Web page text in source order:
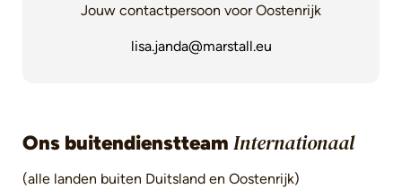
Jouw contactpersoon voor Oostenrijk
lisa.janda@marstall.eu
Ons buitendienstteam Internationaal
(alle landen buiten Duitsland en Oostenrijk)